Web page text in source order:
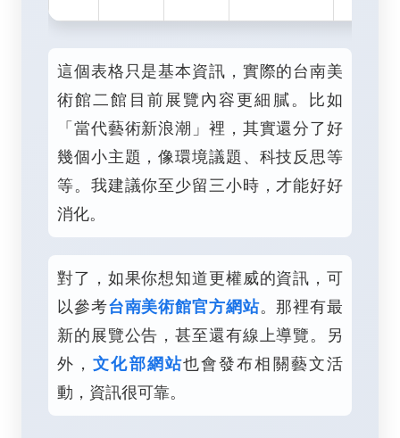
這個表格只是基本資訊，實際的台南美
術館二館目前展覽內容更細膩。比如
「當代藝術新浪潮」裡，其實還分了好
幾個小主題，像環境議題、科技反思等
等。我建議你至少留三小時，才能好好
消化。
對了，如果你想知道更權威的資訊，可
以參考台南美術館官方網站。那裡有最
新的展覽公告，甚至還有線上導覽。另
外，文化部網站也會發布相關藝文活
動，資訊很可靠。